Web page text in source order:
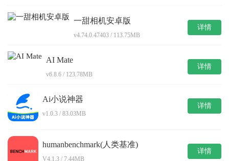
一甜相机安卓版
v4.74.0.47403 / 113.75MB
详情
AI Mate
v6.8.6 / 123.78MB
详情
Ai小说神器
v1.0.3 / 83.03MB
详情
humanbenchmark(人类基准)
V4.1.3 / 7.44MB
详情